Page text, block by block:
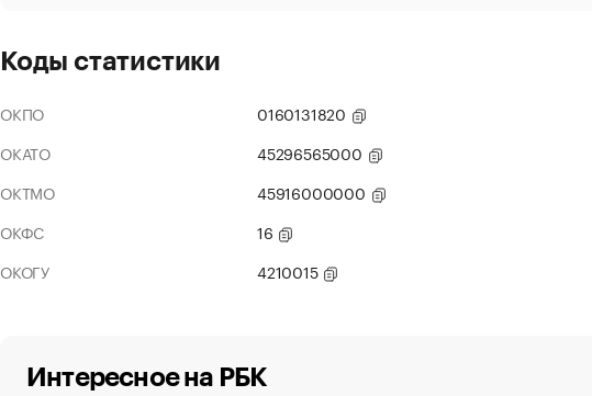
Коды статистики
ОКПО
0160131820
ОКАТО
45296565000
ОКТМО
45916000000
ОКФС
16
ОКОГУ
4210015
Интересное на РБК